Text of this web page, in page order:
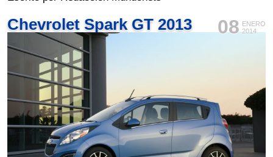
08 ENERO
2014
Chevrolet Spark GT 2013